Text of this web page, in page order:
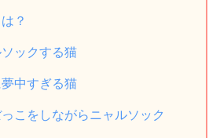
？
ックする猫
中すぎる猫
こをしながらニャルソック